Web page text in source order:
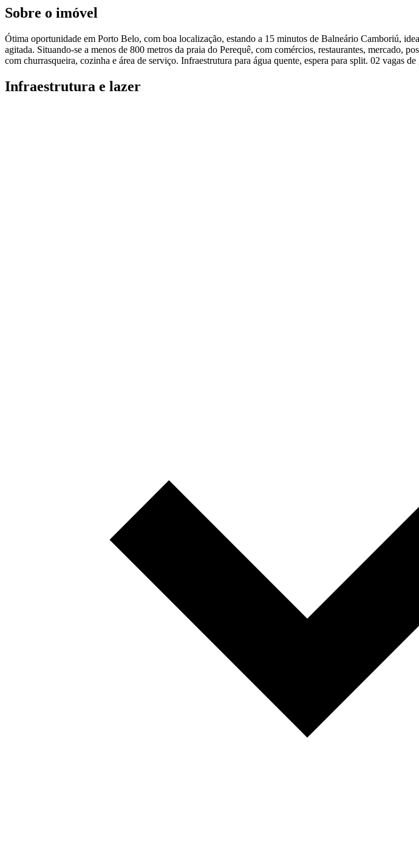
Sobre o imóvel
Ótima oportunidade em Porto Belo, com boa localização, estando a 15 minutos de Balneário Camboriú,
agitada. Situando-se a menos de 800 metros da praia do Perequê, com comércios, restaurantes, mercado,
com churrasqueira, cozinha e área de serviço. Infraestrutura para água quente, espera para split. 02 vagas
Infraestrutura e lazer